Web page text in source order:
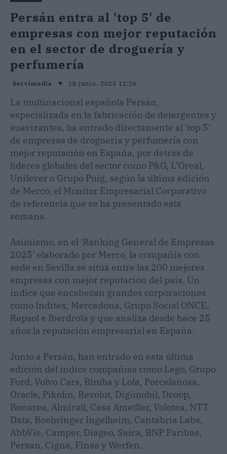
Persán entra al 'top 5' de
empresas con mejor reputación
en el sector de droguería y
perfumería
Servimedia 18 junio, 2025 12:26
La multinacional española Persán,
especializada en la fabricación de detergentes y
suavizantes, ha entrado directamente al 'top 5'
de empresas de droguería y perfumería con
mejor reputación en España, por detrás de
líderes globales del sector como P&G, L’Oreal,
Unilever o Grupo Puig, según la última edición
de Merco, el Monitor Empresarial Corporativo
de referencia que se ha presentado esta
semana.
Asimismo, en el 'Ranking General de Empresas
2025' elaborado por Merco, la compañía con
sede en Sevilla se sitúa entre las 200 mejores
empresas con mejor reputación del país. Un
índice que encabezan grandes corporaciones
como Inditex, Mercadona, Grupo Social ONCE,
Repsol e Iberdrola y que analiza desde hace 25
años la reputación empresarial en España.
Junto a Persán, han entrado en esta última
edición del índice compañías como Lego, Grupo
Ford, Volvo Cars, Bimba y Lola, Porcelanosa,
Oracle, Pikolin, Revolut, Digimobil, Dcoop,
Bonarea, Almirall, Casa Ametller, Volotea, NTT
Data, Boehringer Ingelheim, Cantabria Labs,
AbbVie, Camper, Diageo, Saica, BNP Paribas,
Persan, Cigna, Finsa y Werfen.